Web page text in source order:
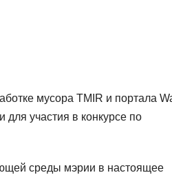
мусора TMIR и портала
участия в конкурсе по
среды мэрии в настоящее